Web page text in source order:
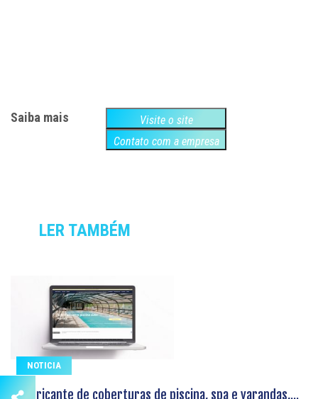
Saiba mais
Visite o site
Contato com a empresa
LER TAMBÉM
NOTICIA
O fabricante de coberturas de piscina, spa e varandas,...